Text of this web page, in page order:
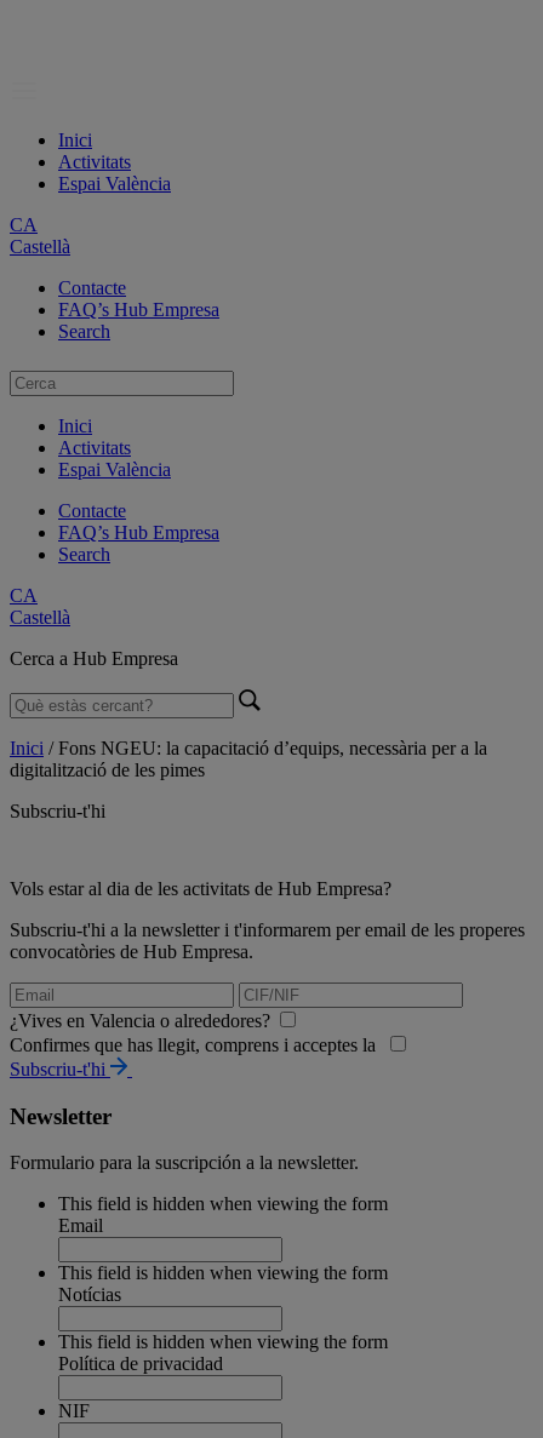
Inici
Activitats
Espai València
CA
Castellà
Contacte
FAQ’s Hub Empresa
Search
Inici
Activitats
Espai València
Contacte
FAQ’s Hub Empresa
Search
CA
Castellà
Cerca a Hub Empresa
Inici /Fons NGEU: la capacitació d’equips, necessària per a la
digitalització de les pimes
Subscriu-t'hi
Vols estar al dia de les activitats de Hub Empresa?
Subscriu-t'hi a la newsletter i t'informarem per email de les properes
convocatòries de Hub Empresa.
¿Vives en Valencia o alrededores?
Confirmes que has llegit, comprens i acceptes la
Subscriu-t'hi
Newsletter
Formulario para la suscripción a la newsletter.
This field is hidden when viewing the form
Email
This field is hidden when viewing the form
Notícias
This field is hidden when viewing the form
Política de privacidad
NIF